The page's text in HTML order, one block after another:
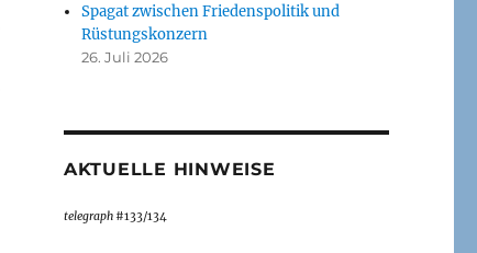
Spagat zwischen Friedenspolitik und
Rüstungskonzern
26. Juli 2026
AKTUELLE HINWEISE
telegraph#133/134